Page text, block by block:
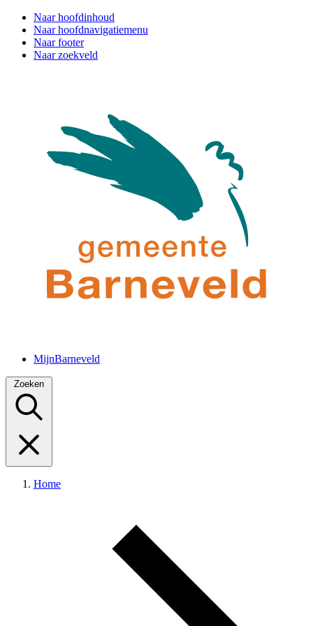
Naar hoofdinhoud
Naar hoofdnavigatiemenu
Naar footer
Naar zoekveld
MijnBarneveld
Zoeken
Home